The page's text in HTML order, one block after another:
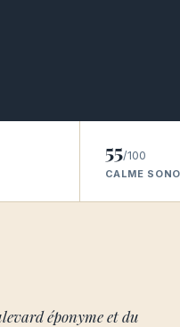
55/100
CALME
éponyme et du